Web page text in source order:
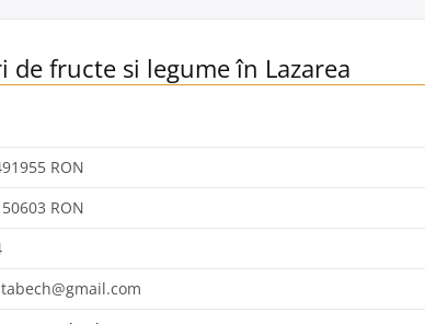
de fructe si legume în Lazarea
RON
RON